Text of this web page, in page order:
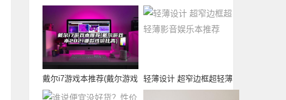
(封闭的游戏)
单图片(2021
戴尔i7游戏本推荐(戴尔游戏
本2021哪
轻薄设计 超窄边框超轻薄
影音娱乐本推荐